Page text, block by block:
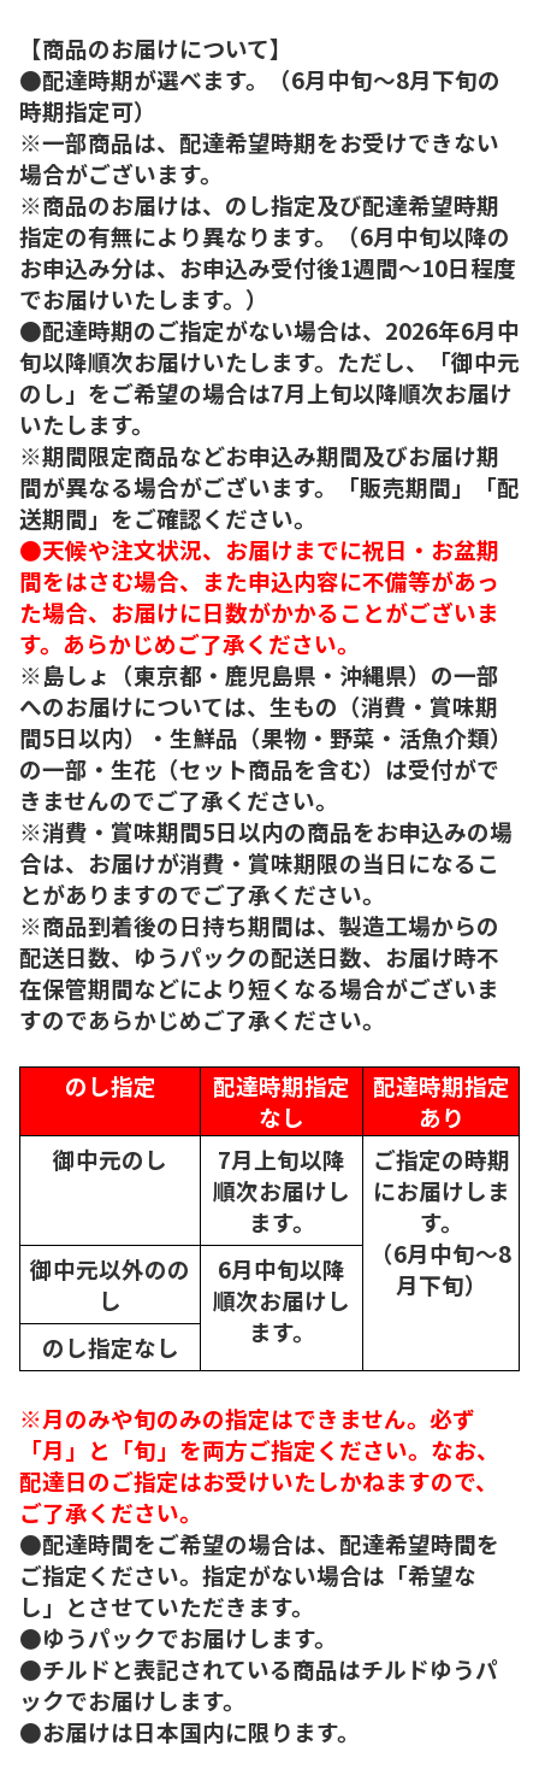
【商品のお届けについて】
●配達時期が選べます。（6月中旬～8月下旬の
時期指定可）
※一部商品は、配達希望時期をお受けできない
場合がございます。
※商品のお届けは、のし指定及び配達希望時期
指定の有無により異なります。（6月中旬以降の
お申込み分は、お申込み受付後1週間～10日程度
でお届けいたします。）
●配達時期のご指定がない場合は、2026年6月中
旬以降順次お届けいたします。ただし、「御中元
のし」をご希望の場合は7月上旬以降順次お届け
いたします。
※期間限定商品などお申込み期間及びお届け期
間が異なる場合がございます。「販売期間」「配
送期間」をご確認ください。
●天候や注文状況、お届けまでに祝日・お盆期
間をはさむ場合、また申込内容に不備等があっ
た場合、お届けに日数がかかることがございま
す。あらかじめご了承ください。
※島しょ（東京都・鹿児島県・沖縄県）の一部
へのお届けについては、生もの（消費・賞味期
間5日以内）・生鮮品（果物・野菜・活魚介類）
の一部・生花（セット商品を含む）は受付がで
きませんのでご了承ください。
※消費・賞味期間5日以内の商品をお申込みの場
合は、お届けが消費・賞味期限の当日になるこ
とがありますのでご了承ください。
※商品到着後の日持ち期間は、製造工場からの
配送日数、ゆうパックの配送日数、お届け時不
在保管期間などにより短くなる場合がございま
すのであらかじめご了承ください。
のし指定
配達時期指定
なし
配達時期指定
あり
御中元のし
7月上旬以降
順次お届けし
ます。
ご指定の時期
にお届けしま
す。
（6月中旬～8
月下旬）
御中元以外のの
し
6月中旬以降
順次お届けし
ます。
のし指定なし
※月のみや旬のみの指定はできません。必ず
「月」と「旬」を両方ご指定ください。なお、
配達日のご指定はお受けいたしかねますので、
ご了承ください。
●配達時間をご希望の場合は、配達希望時間を
ご指定ください。指定がない場合は「希望な
し」とさせていただきます。
●ゆうパックでお届けします。
●チルドと表記されている商品はチルドゆうパ
ックでお届けします。
●お届けは日本国内に限ります。